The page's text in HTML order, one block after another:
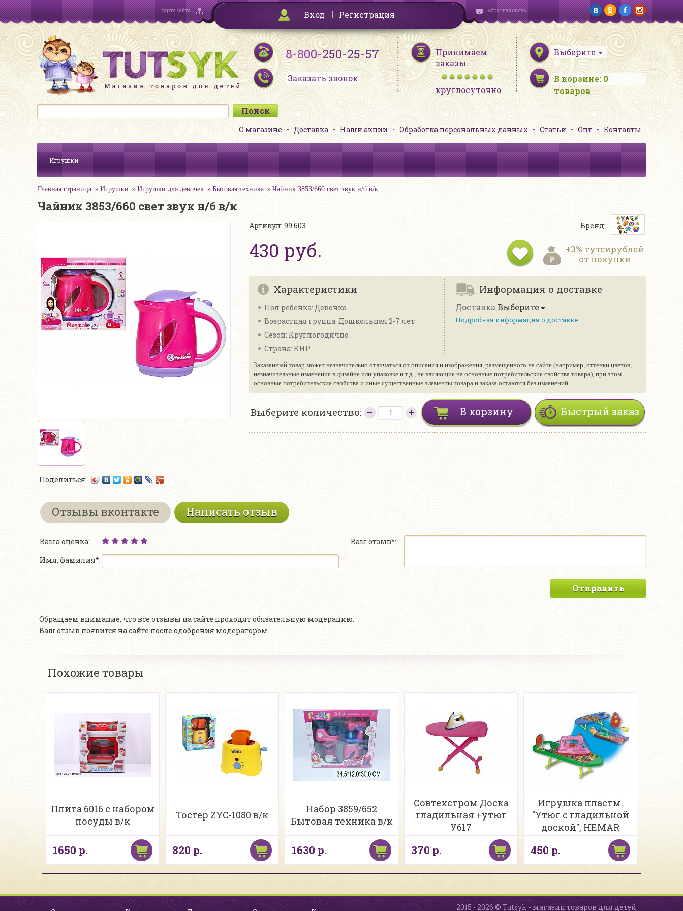
карта сайта Вход Регистрация обратная связь
8-800-250-25-57
Заказать звонок
Принимаем
заказы:
круглосуточно
Выберите
В корзине: 0
товаров
О магазине Доставка Наши акции Обработка персональных данных Статьи Опт Контакты
Игрушки
Главная страница Игрушки Игрушки для девочек Бытовая техника Чайник 3853/660 свет звук н/б в/к
Чайник 3853/660 свет звук н/б в/к
Поделиться:
Артикул: 99 603
430 руб.
Бренд:
+3% тутсирублей
от покупки
Характеристики
Пол ребенка: Девочка
Возрастная группа: Дошкольная 2-7 лет
Сезон: Круглогодично
Страна: КНР
Информация о доставке
Доставка Выберите
Подробная информация о доставке
Заказанный товар может незначительно отличаться от описания и изображения, размещенного на сайте (например, оттенки цветов,
незначительные изменения в дизайне или упаковке и т.д., не влияющие на основные потребительские свойства товара), при этом
основные потребительские свойства и иные существенные элементы товара и заказа остаются без изменений.
Выберите количество: Быстрый заказ
В корзину
Отзывы вконтакте Написать отзыв
Ваша оценка:
Имя, фамилия*:
Ваш отзыв*:
Отправить
Обращаем внимание, что все отзывы на сайте проходят обязательную модерацию.
Ваш отзыв появится на сайте после одобрения модератором.
Похожие товары
Плита 6016 с набором
посуды в/к
1650 р.
Тостер ZYC-1080 в/к
820 р.
Набор 3859/652
Бытовая техника в/к
1630 р.
Совтехстром Доска
гладильная +утюг
У617
370 р.
Игрушка пластм.
"Утюг с гладильной
доской", HEMAR
450 р.
2015 - 2026 © Tutsyk - магазин товаров для детей